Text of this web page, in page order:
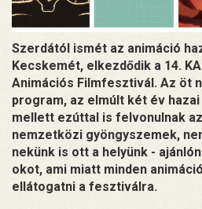
Szerdától ismét az animáció
Kecskemét, elkezdődik a 14.
Animációs Filmfesztivál. Az öt
program, az elmúlt két év
mellett ezúttal is felvonulnak
nemzetközi gyöngyszemek,
nekünk is ott a helyünk -
okot, ami miatt minden
ellátogatni a fesztiválra.